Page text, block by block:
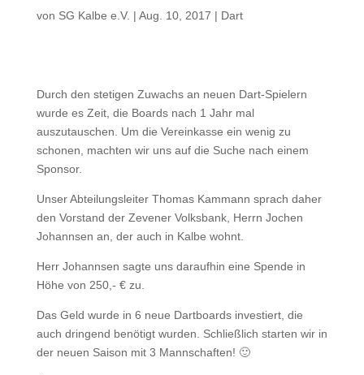
von SG Kalbe e.V. | Aug. 10, 2017 | Dart
Durch den stetigen Zuwachs an neuen Dart-Spielern
wurde es Zeit, die Boards nach 1 Jahr mal
auszutauschen. Um die Vereinkasse ein wenig zu
schonen, machten wir uns auf die Suche nach einem
Sponsor.
Unser Abteilungsleiter Thomas Kammann sprach daher
den Vorstand der Zevener Volksbank, Herrn Jochen
Johannsen an, der auch in Kalbe wohnt.
Herr Johannsen sagte uns daraufhin eine Spende in
Höhe von 250,- € zu.
Das Geld wurde in 6 neue Dartboards investiert, die
auch dringend benötigt wurden. Schließlich starten wir in
der neuen Saison mit 3 Mannschaften! 🙂